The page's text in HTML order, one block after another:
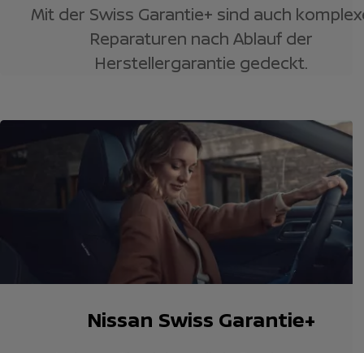
Mit der Swiss Garantie+ sind auch
Reparaturen nach Ablauf der
Herstellergarantie gedeckt.
Nissan Swiss Garantie+